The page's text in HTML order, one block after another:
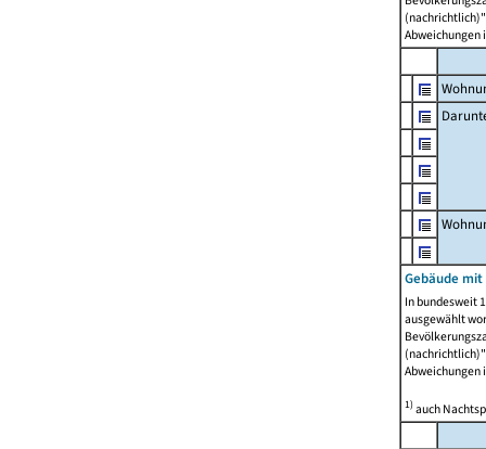
Abweichungen
Gebäude
In bundesweit
ausgewählt
Abweichungen
1)auch